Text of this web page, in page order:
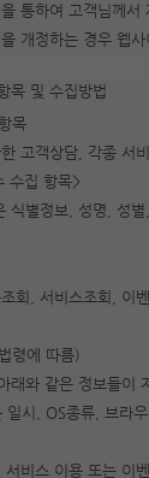
통하여 고객님께
개정하는 경우 웹
목 및 수집방법
목
고객상담, 각종 서
수집 항목>
식별정보, 성명, 성
회, 서비스조회, 이
령에 따름)
와 같은 정보들이
시, OS종류, 브라
비스 이용 또는 이